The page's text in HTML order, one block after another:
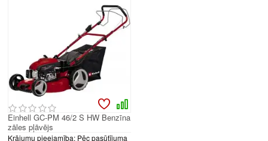
Krājumu pieejamība: Pēc pasūtījuma
Einhell GC-PM 46/2 S HW Benzīna
zāles pļāvējs